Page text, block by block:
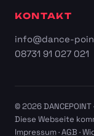
KONTAKT
info@dance-
08731 91 027 021
© 2026
Diese Webseite
Impressum·AGB ·